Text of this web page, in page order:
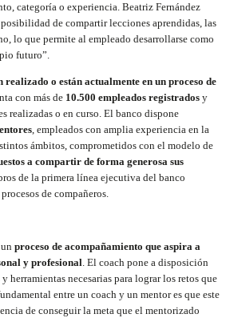
categoría o experiencia. Beatriz Fernández
de compartir lecciones aprendidas, las
lo que permite al empleado desarrollarse como
futuro”.
realizado o están actualmente en un proceso de
con más de 10.500 empleados registrados y
realizadas o en curso. El banco dispone
, empleados con amplia experiencia en la
ámbitos, comprometidos con el modelo de
a compartir de forma generosa sus
de la primera línea ejecutiva del banco
de compañeros.
proceso de acompañamiento que aspira a
y profesional. El coach pone a disposición
herramientas necesarias para lograr los retos que
entre un coach y un mentor es que este
de conseguir la meta que el mentorizado